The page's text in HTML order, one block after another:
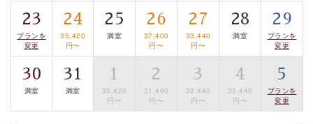
※交通規制などにより運行できない日がございます
※年末年始及び御柱祭前後は運行しておりません
以上がプラン内容です。
上諏訪温泉“しんゆ”なら諏訪大社など歴史ある諏訪の街
で心癒されます。
清らかな源泉、自然の恵みあるお食事、諏訪湖に包まれ
23
プランを
変更
24
35,420
円〜
25
満室
26
37,400
円〜
27
33,440
円〜
28
満室
29
プランを
変更
30
満室
31
満室
1
35,420
円〜
2
31,460
円〜
3
33,440
円〜
4
33,440
円〜
5
プランを
変更